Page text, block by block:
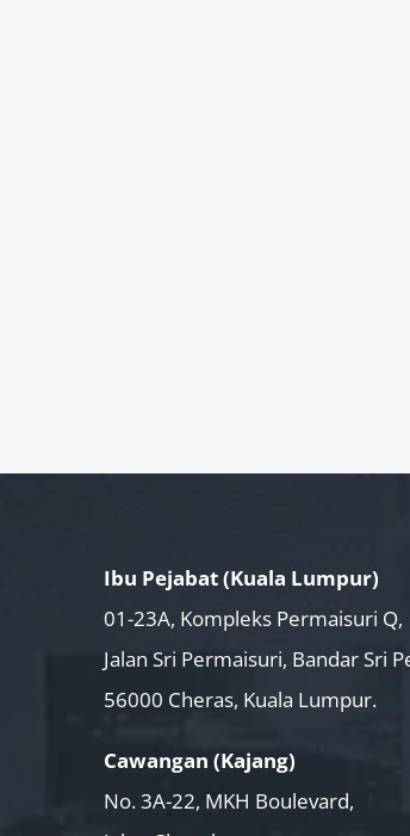
Ibu Pejabat (Kuala Lumpur)
01-23A, Kompleks Permaisuri Q,
Jalan Sri Permaisuri, Bandar Sri
56000 Cheras, Kuala Lumpur.
Cawangan (Kajang)
No. 3A-22, MKH Boulevard,